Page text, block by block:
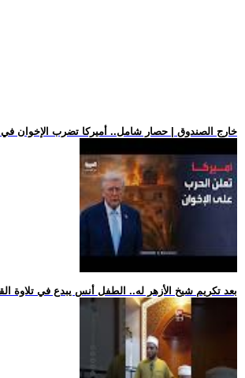
.. خارج الصندوق | حصار شامل.. أميركا تضرب الإخوان
.. بعد تكريم شيخ الأزهر له.. الطفل أنس يبدع في تلاوة